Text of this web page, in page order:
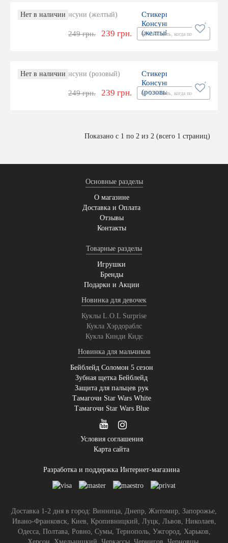
Нет в наличии
Стикерпак
Консуни
(желтый)
249 грн. 239 грн. Сообщить, когда появится
Нет в наличии
Стикерпак
Консуни
(розовый)
249 грн. 239 грн. Сообщить, когда появится
Показано с 1 по 2 из 2 (всего 1 страниц)
Основные разделы
О магазине
Доставка и Оплата
Отзывы
Контакты
Товарные разделы
Игрушки
Бренды
Подарки и Акции
Новинка для девочек
Куклы L.O.L Surprise
Кукла Хэрдораблс
Кукла Кинди Кидс
Новинка для мальчиков
Бейблейд Соломон 5 сезон
Зубная щетка Бейблейд
Защита для пальцев рук
Тамагочи Star Wars White
Тамагочи Star Wars Blue
Условия соглашения
Карта сайта
Разработка и поддержка Интернет-магазина
Доставка 1-2 дня в город: Винница, Днепр, Житомир, Запорожье,
Ивано-Франковск, Киев, Кропивницкий, Луцк, Львов, Николаев,
Одесса, Полтава, Ровно, Сумы, Тернополь, Ужгород, Харьков,